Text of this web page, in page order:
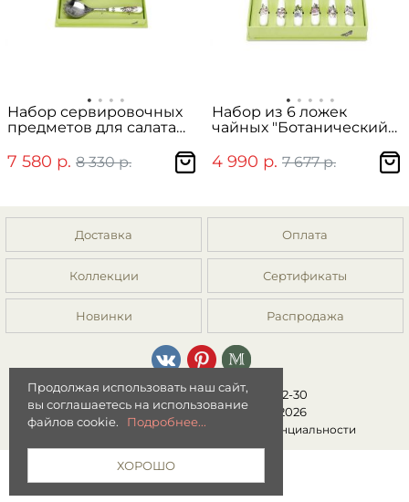
Набор сервировочных
предметов для салата
(ложка и вилка)
7 580 р. 8 330 р.
Набор из 6 ложек
чайных "Ботанический
4 990 р. 7 677 р.
Доставка Оплата
Коллекции Сертификаты
Новинки Распродажа
8 (499) 392-01-44, 8 (977) 149-22-30
Интернет-магазин "Мята" © 2026
Публичная оферта |Политика конфиденциальности
Продолжая использовать наш сайт,
вы соглашаетесь на использование
файлов cookie.
Подробнее...
ХОРОШО